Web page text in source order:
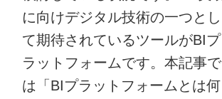
に向けデジタル技術の一つとし
て期待されているツールがBIプ
ラットフォームです。本記事で
は「BIプラットフォームとは何